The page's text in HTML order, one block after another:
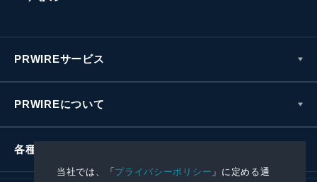
当社では、「プライバシーポリシー 」に定める通
PRWIREサービス
PRWIREについて
各種お問い合わせ